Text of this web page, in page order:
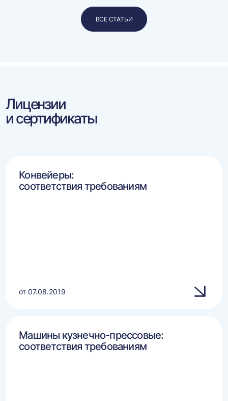
ВСЕ СТАТЬИ
Лицензии
и сертификаты
Конвейеры:
соответствия требованиям
от 07.08.2019
Машины кузнечно-прессовые:
соответствия требованиям